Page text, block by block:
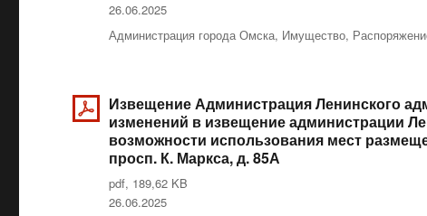
Опубликовано
26.06.2025
Рубрики
Администрация города Омска, Имущество,
Извещение Администрация Ленинского
изменений в извещение администрации
возможности использования мест
просп. К. Маркса, д. 85А
pdf, 189,62 KB
Опубликовано
26.06.2025